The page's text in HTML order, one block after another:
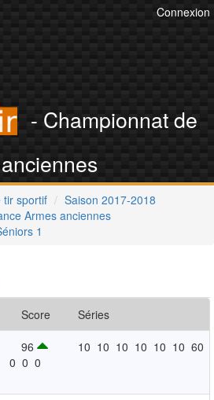
Connexion
- Championnat de
tir sportif
Saison 2017-2018
Armes anciennes
1
Score Séries
96 10 10 10 10 10 10 60
0 0 0